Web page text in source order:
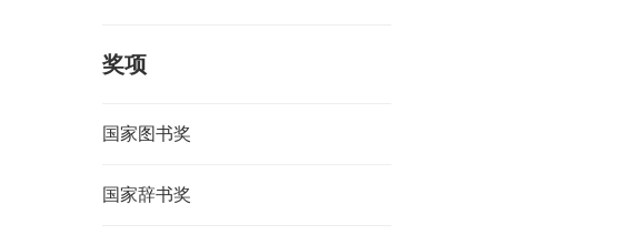
奖项
国家图书奖
国家辞书奖